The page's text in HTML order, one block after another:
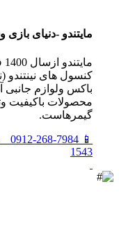
مايتندو -دنياى
كنسول هاى
باكس ولوازم جانبى
محصولات باكيفيت
گيمرهاست.
📱
0912-268-7984
1543